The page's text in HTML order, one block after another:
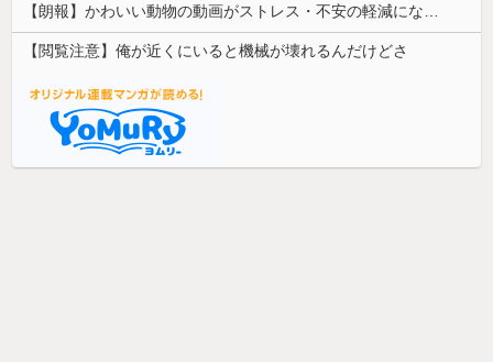
【朗報】かわいい動物の動画がストレス・不安の軽減になる可能性。英大学の研究で実証
【閲覧注意】俺が近くにいると機械が壊れるんだけどさ